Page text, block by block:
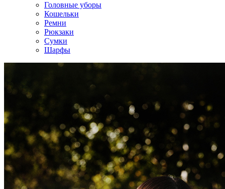
Головные уборы
Кошельки
Ремни
Рюкзаки
Сумки
Шарфы